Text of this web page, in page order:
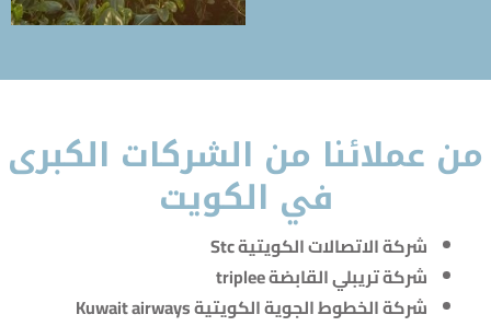
عملائنا من الشركات الكبرى
في الكويت
شركة الاتصالات الكويتية Stc
شركة تريبلي القابضة triplee
شركة الخطوط الجوية الكويتية Kuwait airways